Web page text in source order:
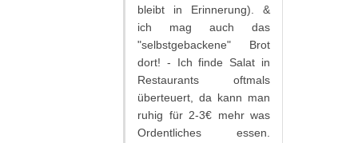
bleibt in Erinnerung). &
ich mag auch das
"selbstgebackene" Brot
dort! - Ich finde Salat in
Restaurants oftmals
überteuert, da kann man
ruhig für 2-3€ mehr was
Ordentliches essen.